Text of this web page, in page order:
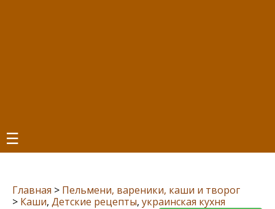
☰
Главная > Пельмени, вареники, каши и творог
> Каши, Детские рецепты, украинская кухня